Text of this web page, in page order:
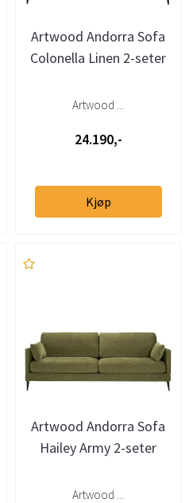
Artwood Andorra Sofa
Colonella Linen 2-seter
Artwood ...
24.190,-
Kjøp
Artwood Andorra Sofa
Hailey Army 2-seter
Artwood ...